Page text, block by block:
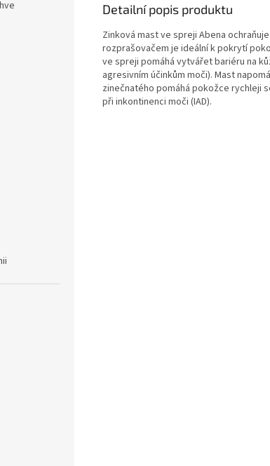
Detailní popis produktu
Zinková mast ve spreji Abena
rozprašovačem je ideální k pokrytí
ve spreji pomáhá vytvářet bariéru na
agresivním účinkům moči). Mast
zinečnatého pomáhá pokožce rychleji
při inkontinenci moči (IAD).